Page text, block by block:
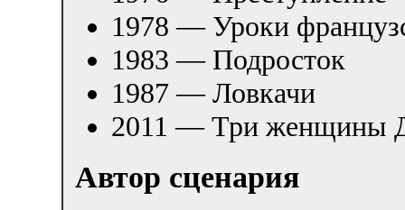
1978 — Уроки
1983 — Подросток
1987 — Ловкачи
2011 — Три женщины
Автор сценария